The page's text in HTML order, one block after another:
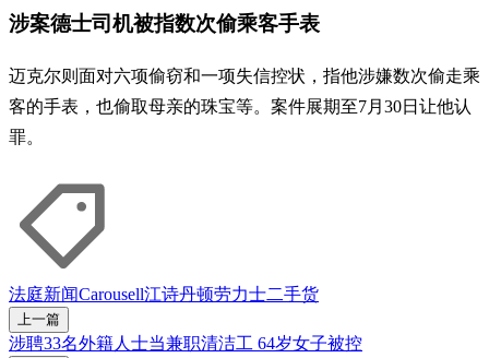
涉案德士司机被指数次偷乘客手表
迈克尔则面对六项偷窃和一项失信控状，指他涉嫌数次偷走乘
客的手表，也偷取母亲的珠宝等。案件展期至7月30日让他认
罪。
法庭新闻Carousell江诗丹顿劳力士二手货
上一篇
涉聘33名外籍人士当兼职清洁工 64岁女子被控